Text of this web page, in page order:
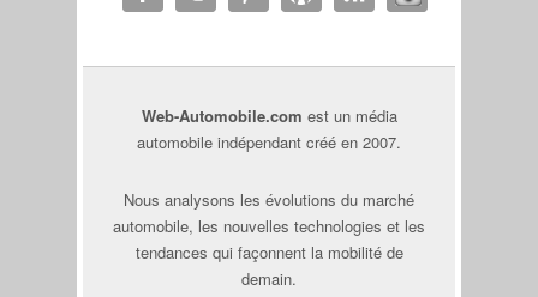
Web-Automobile.com est un média
automobile indépendant créé en 2007.
Nous analysons les évolutions du marché
automobile, les nouvelles technologies et les
tendances qui façonnent la mobilité de
demain.